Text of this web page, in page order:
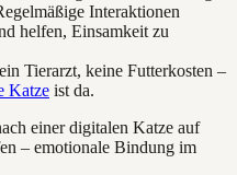
Interaktionen
helfen, Einsamkeit zu
Tierarzt, keine Futterkosten –
Katze ist da.